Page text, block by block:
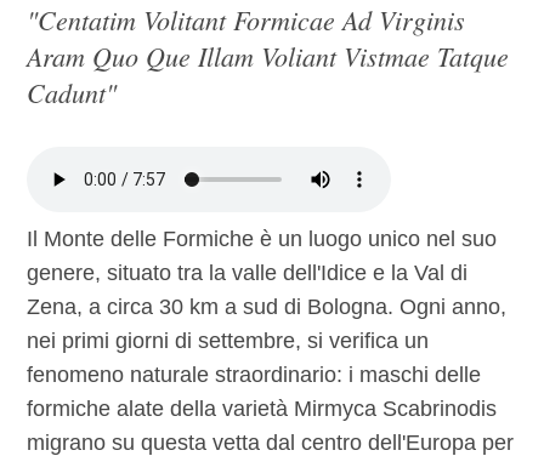
"centatim Volitant Formicae Ad Virginis
Aram Quo Que Illam Voliant Vistmae Tatque
Cadunt"
Il Monte delle Formiche è un luogo unico nel suo
genere, situato tra la valle dell'Idice e la Val di
Zena, a circa 30 km a sud di Bologna. Ogni anno,
nei primi giorni di settembre, si verifica un
fenomeno naturale straordinario: i maschi delle
formiche alate della varietà Mirmyca Scabrinodis
migrano su questa vetta dal centro dell'Europa per